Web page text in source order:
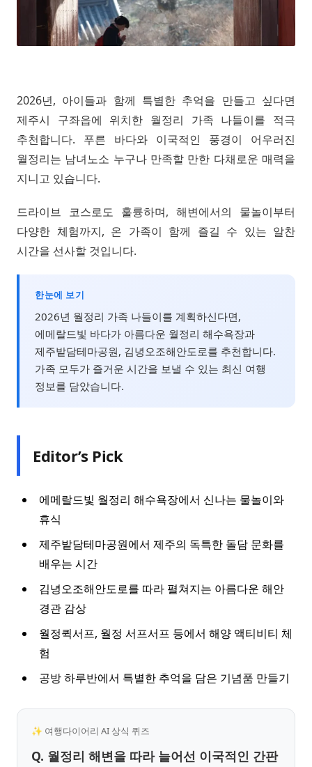
2026년, 아이들과 함께 특별한 추억을 만들고 싶다면
제주시 구좌읍에 위치한 월정리 가족 나들이를 적극
추천합니다. 푸른 바다와 이국적인 풍경이 어우러진
월정리는 남녀노소 누구나 만족할 만한 다채로운 매력을
지니고 있습니다.
드라이브 코스로도 훌륭하며, 해변에서의 물놀이부터
다양한 체험까지, 온 가족이 함께 즐길 수 있는 알찬
시간을 선사할 것입니다.
한눈에 보기
2026년 월정리 가족 나들이를 계획하신다면,
에메랄드빛 바다가 아름다운 월정리 해수욕장과
제주밭담테마공원, 김녕오조해안도로를 추천합니다.
가족 모두가 즐거운 시간을 보낼 수 있는 최신 여행
정보를 담았습니다.
Editor’s Pick
에메랄드빛 월정리 해수욕장에서 신나는 물놀이와
휴식
제주밭담테마공원에서 제주의 독특한 돌담 문화를
배우는 시간
김녕오조해안도로를 따라 펼쳐지는 아름다운 해안
경관 감상
월정퀵서프, 월정 서프서프 등에서 해양 액티비티 체
험
공방 하루반에서 특별한 추억을 담은 기념품 만들기
✨ 여행다이어리 AI 상식 퀴즈
Q. 월정리 해변을 따라 늘어선 이국적인 간판